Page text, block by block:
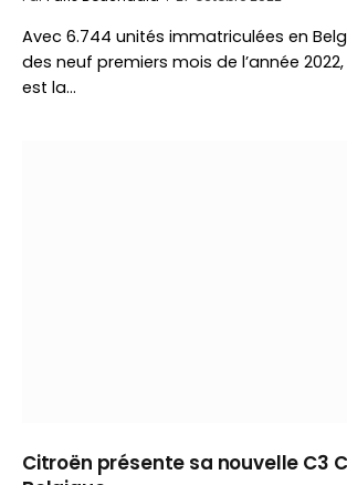
Avec 6.744 unités immatriculées en
des neuf premiers mois de l’année
est la…
Citroën présente sa nouvelle C3